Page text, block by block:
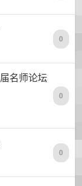
0
名师论坛
0
0